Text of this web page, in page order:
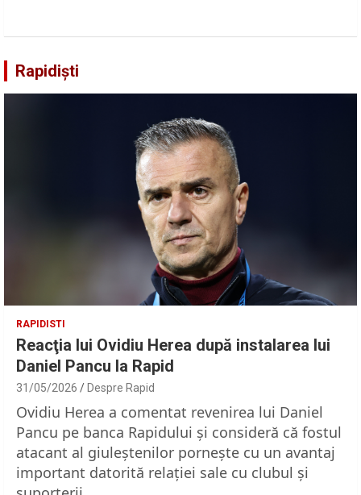
Rapidiști
RAPIDISTI
Reacţia lui Ovidiu Herea după instalarea lui
Daniel Pancu la Rapid
31/05/2026 Despre Rapid
Ovidiu Herea a comentat revenirea lui Daniel
Pancu pe banca Rapidului şi consideră că fostul
atacant al giuleştenilor porneşte cu un avantaj
important datorită relaţiei sale cu clubul şi